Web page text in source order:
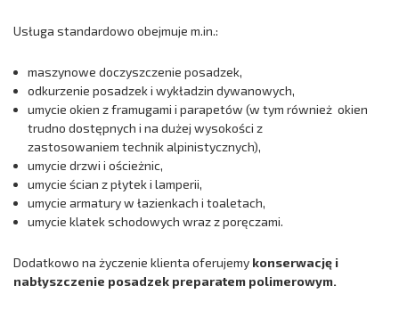
Usługa standardowo obejmuje m.in.:
maszynowe doczyszczenie posadzek,
odkurzenie posadzek i wykładzin dywanowych,
umycie okien z framugami i parapetów (w tym również okien
trudno dostępnych i na dużej wysokości z
zastosowaniem technik alpinistycznych),
umycie drzwi i ościeżnic,
umycie ścian z płytek i lamperii,
umycie armatury w łazienkach i toaletach,
umycie klatek schodowych wraz z poręczami.
Dodatkowo na życzenie klienta oferujemy konserwację i
nabłyszczenie posadzek preparatem polimerowym.